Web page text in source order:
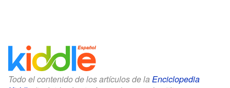
Todo el contenido de los artículos de la Enciclopedia